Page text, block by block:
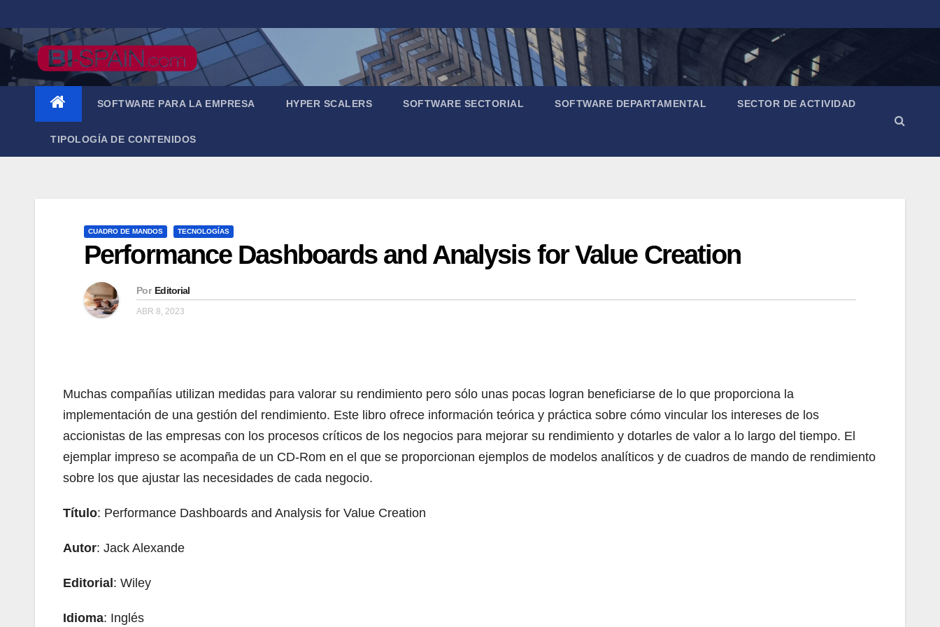
al
contenido
SOFTWARE PARA LA EMPRESA HYPER SCALERS SOFTWARE SECTORIAL SOFTWARE DEPARTAMENTAL SECTOR DE ACTIVIDAD
TIPOLOGÍA DE CONTENIDOS
CUADRO DE MANDOS TECNOLOGÍAS
Performance Dashboards and Analysis for Value Creation
Por Editorial
ABR 8, 2023
Muchas compañías utilizan medidas para valorar su rendimiento pero sólo unas pocas logran beneficiarse de lo que proporciona la
implementación de una gestión del rendimiento. Este libro ofrece información teórica y práctica sobre cómo vincular los intereses de los
accionistas de las empresas con los procesos críticos de los negocios para mejorar su rendimiento y dotarles de valor a lo largo del tiempo. El
ejemplar impreso se acompaña de un CD-Rom en el que se proporcionan ejemplos de modelos analíticos y de cuadros de mando de rendimiento
sobre los que ajustar las necesidades de cada negocio.
Título: Performance Dashboards and Analysis for Value Creation
Autor: Jack Alexande
Editorial: Wiley
Idioma: Inglés